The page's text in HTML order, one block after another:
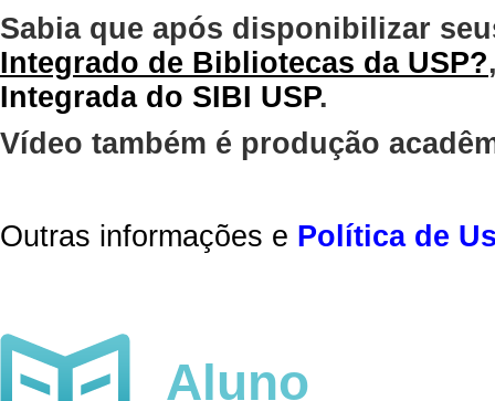
Sabia que após disponibilizar
Integrado de Bibliotecas da USP?
Integrada do SIBI USP.
Vídeo também é produção
Outras informações e Política de
Aluno